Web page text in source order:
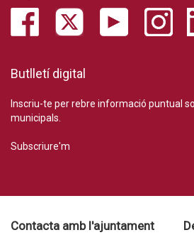
Butlletí digital
Inscriu-te per rebre informació puntual
municipals.
Subscriure'm
Contacta amb l'ajuntament